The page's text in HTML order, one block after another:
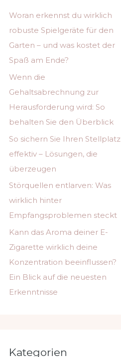
n
a
c
h
:
Woran erkennst du wirklich
robuste Spielgeräte für den
Garten – und was kostet der
Spaß am Ende?
Wenn die
Gehaltsabrechnung zur
Herausforderung wird: So
behalten Sie den Überblick
So sichern Sie Ihren Stellplatz
effektiv – Lösungen, die
überzeugen
Störquellen entlarven: Was
wirklich hinter
Empfangsproblemen steckt
Kann das Aroma deiner E-
Zigarette wirklich deine
Konzentration beeinflussen?
Ein Blick auf die neuesten
Erkenntnisse
Kategorien